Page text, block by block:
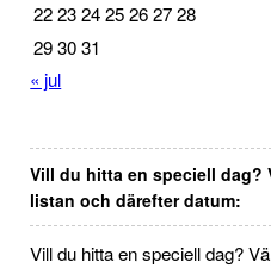
22 23 24 25 26 27 28
29 30 31
« jul
Vill du hitta en speciell dag?
listan och därefter datum:
Vill du hitta en speciell dag?